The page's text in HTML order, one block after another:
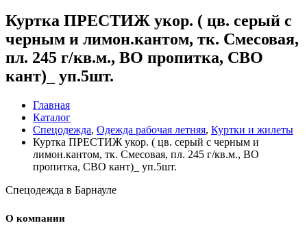
Куртка ПРЕСТИЖ укор. ( цв. серый с
черным и лимон.кантом, тк. Смесовая,
пл. 245 г/кв.м., ВО пропитка, СВО
кант)_ уп.5шт.
Главная
Каталог
Спецодежда, Одежда рабочая летняя, Куртки и жилеты
Куртка ПРЕСТИЖ укор. ( цв. серый с черным и
лимон.кантом, тк. Смесовая, пл. 245 г/кв.м., ВО
пропитка, СВО кант)_ уп.5шт.
Спецодежда в Барнауле
О компании